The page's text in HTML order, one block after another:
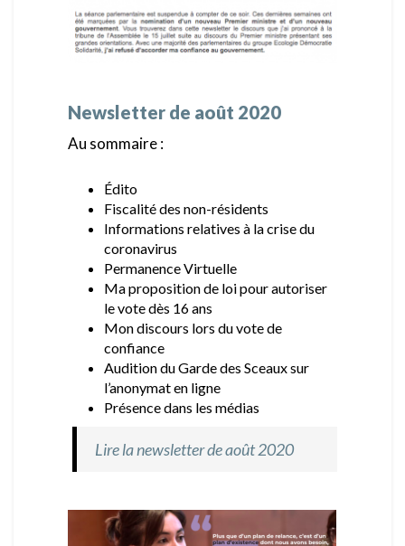
Newsletter de août 2020
Au sommaire :
Édito
Fiscalité des non-résidents
Informations relatives à la crise du
coronavirus
Permanence Virtuelle
Ma proposition de loi pour autoriser
le vote dès 16 ans
Mon discours lors du vote de
confiance
Audition du Garde des Sceaux sur
l’anonymat en ligne
Présence dans les médias
Lire la newsletter de août 2020